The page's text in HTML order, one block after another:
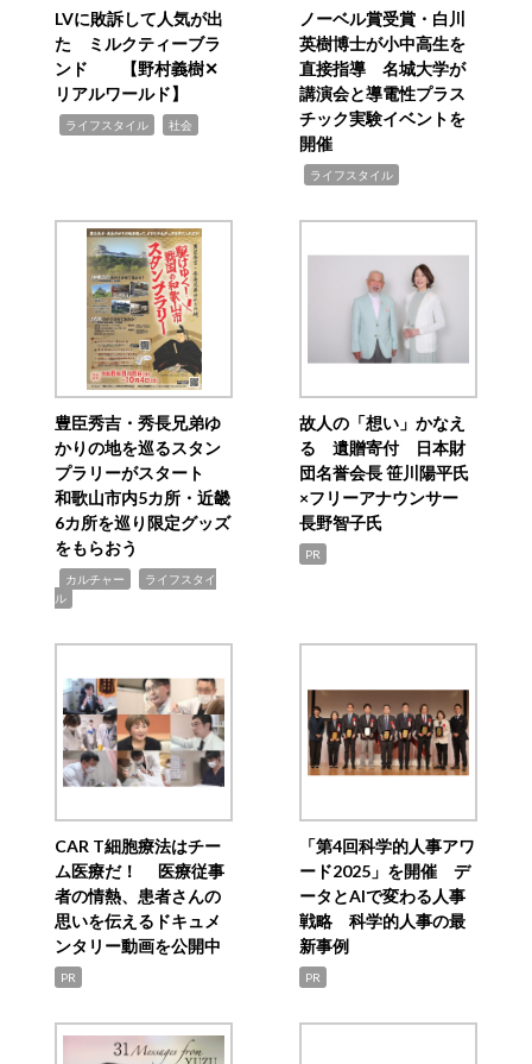
LVに敗訴して人気が出
た ミルクティーブラ
ンド 【野村義樹✕
リアルワールド】
ライフスタイル 社会
ノーベル賞受賞・白川
英樹博士が小中高生を
直接指導 名城大学が
講演会と導電性プラス
チック実験イベントを
開催
ライフスタイル
豊臣秀吉・秀長兄弟ゆ
かりの地を巡るスタン
プラリーがスタート
和歌山市内5カ所・近畿
6カ所を巡り限定グッズ
をもらおう
カルチャー
ライフスタイ
ル
故人の「想い」かなえ
る 遺贈寄付 日本財
団名誉会長 笹川陽平氏
×フリーアナウンサー
長野智子氏
PR
CAR T細胞療法はチー
ム医療だ！ 医療従事
者の情熱、患者さんの
思いを伝えるドキュメ
ンタリー動画を公開中
PR
「第4回科学的人事アワ
ード2025」を開催 デ
ータとAIで変わる人事
戦略 科学的人事の最
新事例
PR